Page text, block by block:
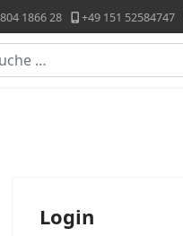
1866 28 +49 151 52584747
Login